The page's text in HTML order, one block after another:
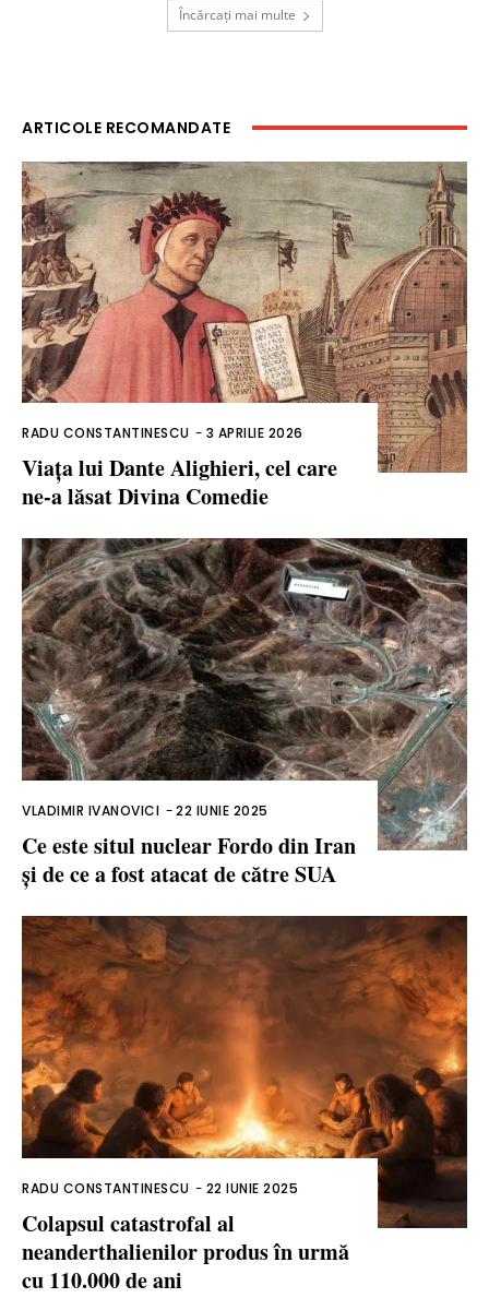
Încărcați mai multe
ARTICOLE RECOMANDATE
RADU CONSTANTINESCU - 3 APRILIE 2026
Viața lui Dante Alighieri, cel care
ne-a lăsat Divina Comedie
VLADIMIR IVANOVICI -22 IUNIE 2025
Ce este situl nuclear Fordo din Iran
și de ce a fost atacat de către SUA
RADU CONSTANTINESCU - 22 IUNIE 2025
Colapsul catastrofal al
neanderthalienilor produs în urmă
cu 110.000 de ani